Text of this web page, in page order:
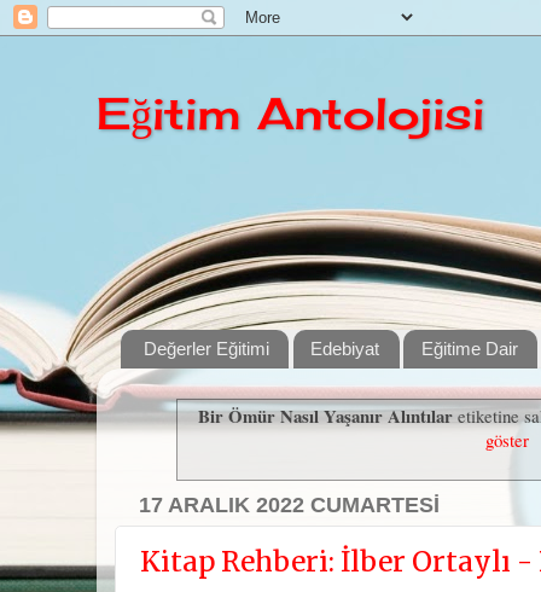
Eğitim Antolojisi
Değerler Eğitimi Edebiyat Eğitime Dair
Bir Ömür Nasıl Yaşanır Alıntılaretiketine
göster
17 ARALIK 2022 CUMARTESI
Kitap Rehberi: İlber Ortaylı -